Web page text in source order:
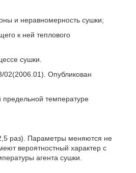
и неравномерность сушки;
к ней теплового
сушки.
02(2006.01). Опубликован
предельной температуре
раз). Параметры меняются не
вероятностный характер с
агента сушки.